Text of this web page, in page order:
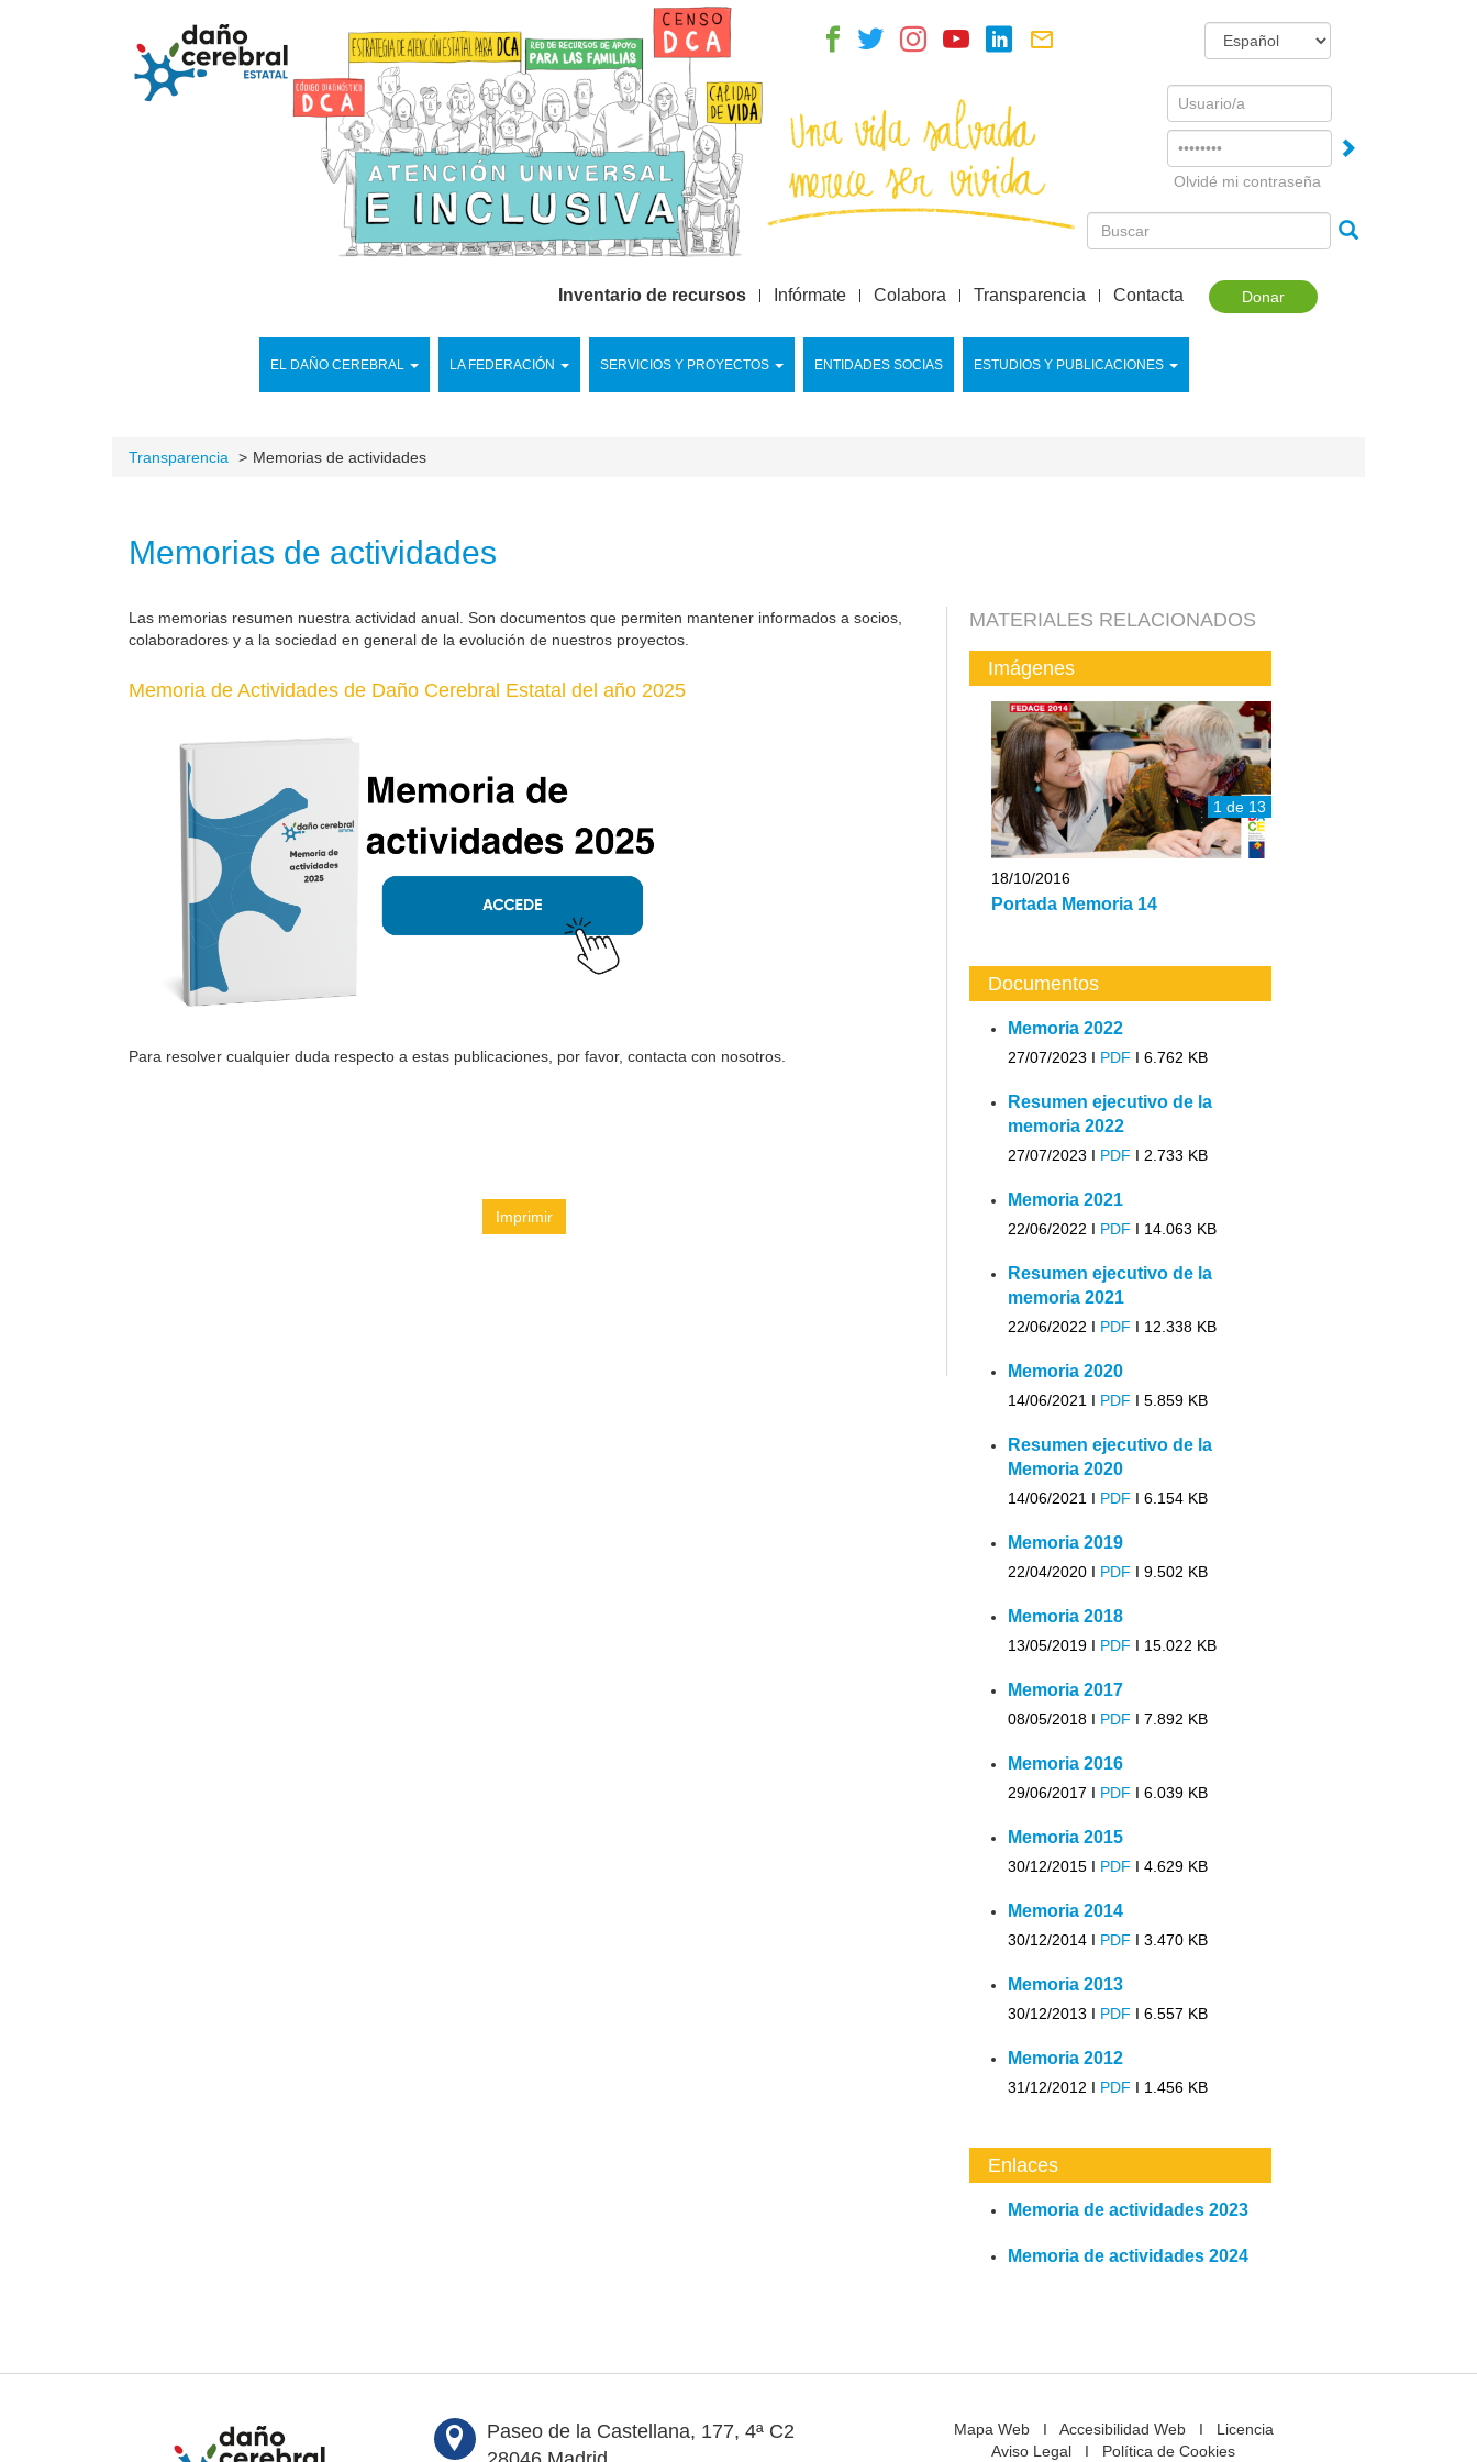
Username
Olvidé mi contraseña
Donar
EL DAÑO CEREBRAL LA FEDERACIÓN SERVICIOS Y PROYECTOS ENTIDADES SOCIAS ESTUDIOS Y PUBLICACIONES
Inventario de recursos Infórmate Colabora Transparencia Contacta
Transparencia Memorias de actividades
Memorias de actividades
Las memorias resumen nuestra actividad anual. Son documentos que permiten mantener informados a socios,
colaboradores y a la sociedad en general de la evolución de nuestros proyectos.
Memoria de Actividades de Daño Cerebral Estatal del año 2025
Para resolver cualquier duda respecto a estas publicaciones, por favor, contacta con nosotros.
Imprimir
MATERIALES RELACIONADOS
Imágenes
1 de 13
18/10/2016
Portada Memoria 14
Documentos
Memoria 2022
27/07/2023 I PDF I 6.762 KB
Resumen ejecutivo de la
memoria 2022
27/07/2023 I PDF I 2.733 KB
Memoria 2021
22/06/2022 I PDF I 14.063 KB
Resumen ejecutivo de la
memoria 2021
22/06/2022 I PDF I 12.338 KB
Memoria 2020
14/06/2021 I PDF I 5.859 KB
Resumen ejecutivo de la
Memoria 2020
14/06/2021 I PDF I 6.154 KB
Memoria 2019
22/04/2020 I PDF I 9.502 KB
Memoria 2018
13/05/2019 I PDF I 15.022 KB
Memoria 2017
08/05/2018 I PDF I 7.892 KB
Memoria 2016
29/06/2017 I PDF I 6.039 KB
Memoria 2015
30/12/2015 I PDF I 4.629 KB
Memoria 2014
30/12/2014 I PDF I 3.470 KB
Memoria 2013
30/12/2013 I PDF I 6.557 KB
Memoria 2012
31/12/2012 I PDF I 1.456 KB
Enlaces
Memoria de actividades 2023
Memoria de actividades 2024
Paseo de la Castellana, 177, 4ª C2
Mapa WebI Accesibilidad WebI Licencia
Aviso Legal I Política de Cookies